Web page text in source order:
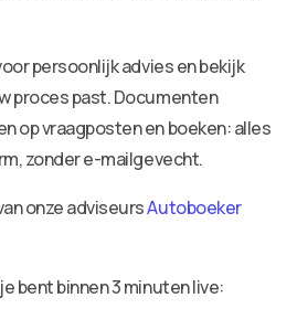
persoonlijk advies en bekijk
proces past. Documenten
op vraagposten en boeken: alles
zonder e-mailgevecht.
onze adviseursAutoboeker
bent binnen 3 minuten live: